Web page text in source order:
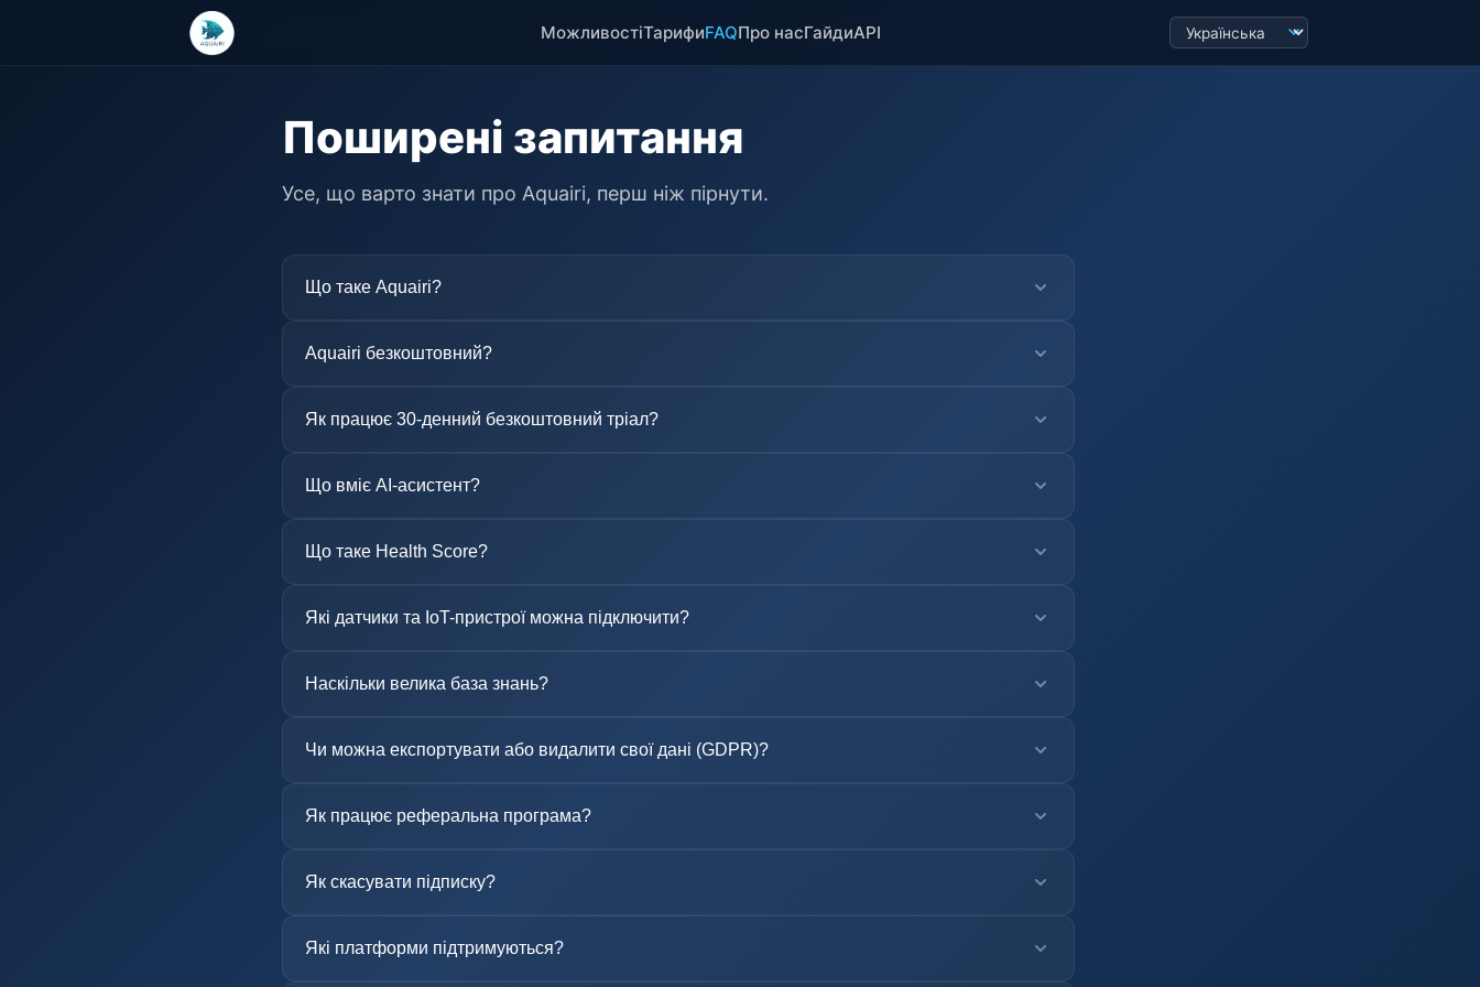
МожливостіТарифиFAQПро насГайдиAPI
Поширені запитання
Усе, що варто знати про Aquairi, перш ніж пірнути.
Що таке Aquairi?
Aquairi безкоштовний?
Як працює 30-денний безкоштовний тріал?
Що вміє AI-асистент?
Що таке Health Score?
Які датчики та IoT-пристрої можна підключити?
Наскільки велика база знань?
Чи можна експортувати або видалити свої дані (GDPR)?
Як працює реферальна програма?
Як скасувати підписку?
Які платформи підтримуються?